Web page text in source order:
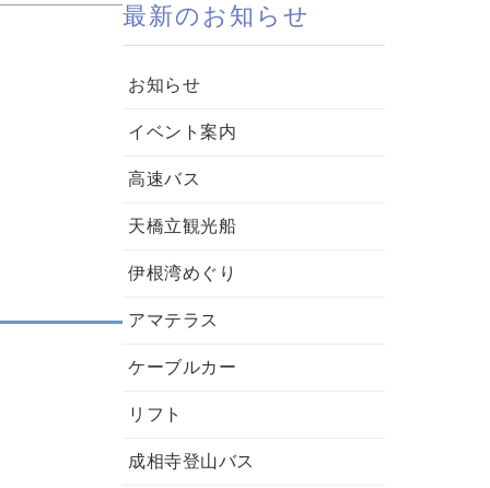
最新のお知らせ
お知らせ
イベント案内
高速バス
天橋立観光船
伊根湾めぐり
アマテラス
ケーブルカー
リフト
成相寺登山バス